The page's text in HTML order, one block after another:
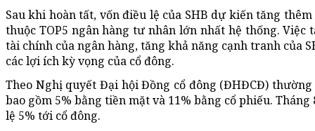
Sau khi hoàn tất, vốn điều lệ của SHB dự kiến tăng
thuộc TOP5 ngân hàng tư nhân lớn nhất hệ thống.
tài chính của ngân hàng, tăng khả năng cạnh tranh của
các lợi ích kỳ vọng của cổ đông.
Theo Nghị quyết Đại hội Đồng cổ đông (ĐHĐCĐ)
bao gồm 5% bằng tiền mặt và 11% bằng cổ phiếu.
lệ 5% tới cổ đông.